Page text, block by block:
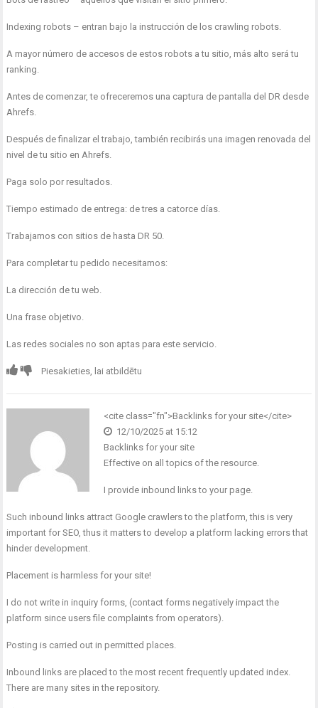
Indexing robots – entran bajo la instrucción de los crawling robots.
A mayor número de accesos de estos robots a tu sitio, más alto será tu
ranking.
Antes de comenzar, te ofreceremos una captura de pantalla del DR desde
Ahrefs.
Después de finalizar el trabajo, también recibirás una imagen renovada del
nivel de tu sitio en Ahrefs.
Paga solo por resultados.
Tiempo estimado de entrega: de tres a catorce días.
Trabajamos con sitios de hasta DR 50.
Para completar tu pedido necesitamos:
La dirección de tu web.
Una frase objetivo.
Las redes sociales no son aptas para este servicio.
Piesakieties, lai atbildētu
<cite class="fn">Backlinks for your site</cite>
12/10/2025 at 15:12
Backlinks for your site
Effective on all topics of the resource.
I provide inbound links to your page.
Such inbound links attract Google crawlers to the platform, this is very
important for SEO, thus it matters to develop a platform lacking errors that
hinder development.
Placement is harmless for your site!
I do not write in inquiry forms, (contact forms negatively impact the
platform since users file complaints from operators).
Posting is carried out in permitted places.
Inbound links are placed to the most recent frequently updated index.
There are many sites in the repository.